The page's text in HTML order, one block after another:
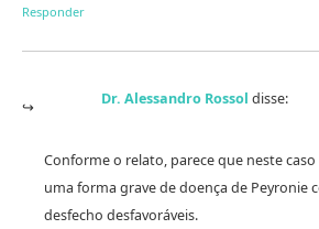
Responder
Dr. Alessandro Rossol disse:
Conforme o relato, parece que neste
uma forma grave de doença de Peyronie
desfecho desfavoráveis.